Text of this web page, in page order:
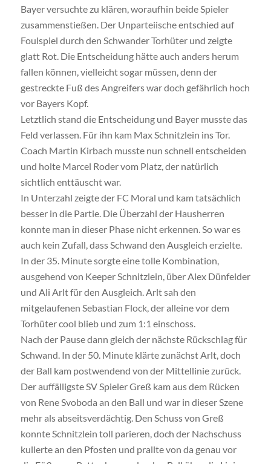
Bayer versuchte zu klären, woraufhin beide Spieler
zusammenstießen. Der Unparteiische entschied auf
Foulspiel durch den Schwander Torhüter und zeigte
glatt Rot. Die Entscheidung hätte auch anders herum
fallen können, vielleicht sogar müssen, denn der
gestreckte Fuß des Angreifers war doch gefährlich hoch
vor Bayers Kopf.
Letztlich stand die Entscheidung und Bayer musste das
Feld verlassen. Für ihn kam Max Schnitzlein ins Tor.
Coach Martin Kirbach musste nun schnell entscheiden
und holte Marcel Roder vom Platz, der natürlich
sichtlich enttäuscht war.
In Unterzahl zeigte der FC Moral und kam tatsächlich
besser in die Partie. Die Überzahl der Hausherren
konnte man in dieser Phase nicht erkennen. So war es
auch kein Zufall, dass Schwand den Ausgleich erzielte.
In der 35. Minute sorgte eine tolle Kombination,
ausgehend von Keeper Schnitzlein, über Alex Dünfelder
und Ali Arlt für den Ausgleich. Arlt sah den
mitgelaufenen Sebastian Flock, der alleine vor dem
Torhüter cool blieb und zum 1:1 einschoss.
Nach der Pause dann gleich der nächste Rückschlag für
Schwand. In der 50. Minute klärte zunächst Arlt, doch
der Ball kam postwendend von der Mittellinie zurück.
Der auffälligste SV Spieler Greß kam aus dem Rücken
von Rene Svoboda an den Ball und war in dieser Szene
mehr als abseitsverdächtig. Den Schuss von Greß
konnte Schnitzlein toll parieren, doch der Nachschuss
kullerte an den Pfosten und prallte von da genau vor